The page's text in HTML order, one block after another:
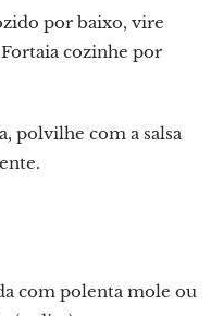
por baixo, vire
cozinhe por
polvilhe com a salsa
com polenta mole ou